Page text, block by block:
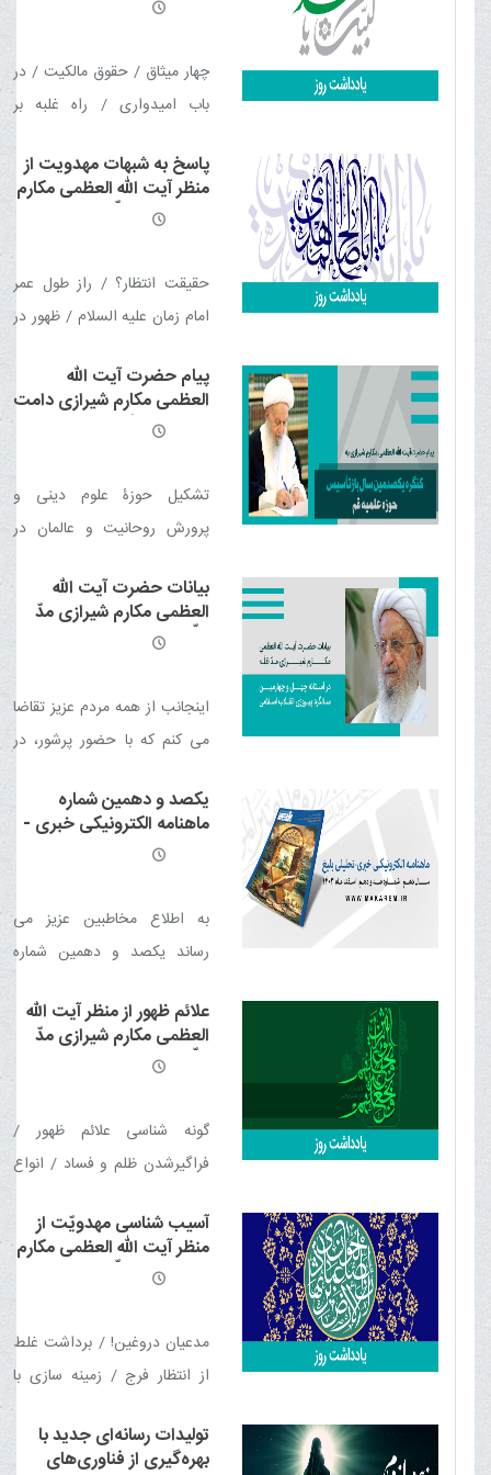
چهار میثاق / حقوق مالکیت / در
باب امیدواری / راه غلبه بر
پاسخ به شبهات مهدویت از
منظر آیت الله العظمی مکارم
شیرازی مدّ ظلّه العالی
حقیقت انتظار؟ / راز طول عمر
امام زمان علیه السلام / ظهور در
نهی از قیام قبل از ظهور در بوته
نقد و بررسی / قیام با شمشیر یا
جنگ سوم جهانی با ظهور مصلح
جهانی؟
پیام حضرت آیت اﷲ
العظمی مکارم شیرازی دامت
برکاته به کنگرۀ یکصدمین
تشکیل حوزۀ علوم دینی و
پرورش روحانیت و عالمان در
صحیح و عالمانه از آموزه های
دین مبین اسلام و رشد و نمو آن
اسلام و مذهب شیعه از دسیسه
ها و انحرافات گردید.
بیانات حضرت آیت الله
العظمی مکارم شیرازی مدّ
ظلّه در آستانه چهل و
اینجانب از همه مردم عزیز تقاضا
می کنم که با حضور پرشور، در
صدایشان را به گوش جهانیان
یکصد و دهمین شماره
ماهنامه الکترونیکی خبری -
تحلیلی بلیغ
به اطلاع مخاطبین عزیز می
رساند یکصد و دهمین شماره
منتشر شد
علائم ظهور از منظر آیت الله
العظمی مکارم شیرازی مدّ
ظلّه العالی
گونه شناسی علائم ظهور /
فراگیرشدن ظلم و فساد / انواع
و حرام خدا را حلال شمردن! /
دو نشانه از آخر الزمان / از
داری / اوج تزویر و ریاکاری /
خروج دجّال / ظهور سفیانی /
خسف در بیداء / پنج نشانۀ
حتمی ظهور / قیام های قبل از
ظهور / نشانه هایی از جنس
آسیب شناسی مهدویّت از
منظر آیت الله العظمی مکارم
شیرازی مدّ ظلّه العالی
مدعیان دروغین! / برداشت غلط
از انتظار فرج / زمینه سازی با
/ ملاقات گرایی / تطبیق
تولیدات رسانه‌ای جدید با
بهره‌گیری از فناوری‌های